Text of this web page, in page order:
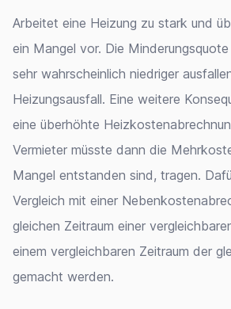
Arbeitet eine Heizung zu stark und
ein Mangel vor. Die
sehr wahrscheinlich niedriger
Heizungsausfall. Eine weitere
eine überhöhte
Vermieter müsste dann die
Mangel entstanden sind, tragen.
Vergleich mit einer
gleichen Zeitraum einer
einem vergleichbaren Zeitraum der
gemacht werden.